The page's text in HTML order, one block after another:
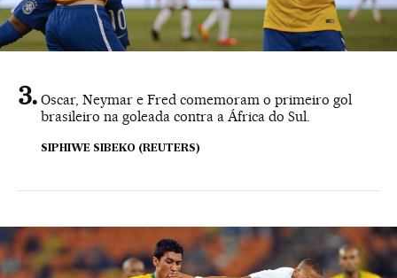
Oscar, Neymar e Fred comemoram o primeiro gol
brasileiro na goleada contra a África do Sul.
SIPHIWE SIBEKO (REUTERS)